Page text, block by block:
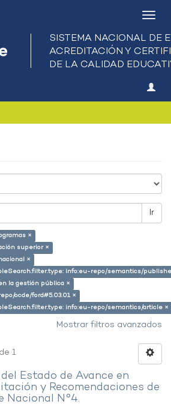
Ir
×
superior ×
×
info:eu-repo/semantics/
la gestión pública ×
ocde/ford#5.03.01 ×
info:eu-repo/semantics/article ×
Mostrar filtros avanzados
1
Estado de Avance en
y Recomendaciones de
Nacional N°4.